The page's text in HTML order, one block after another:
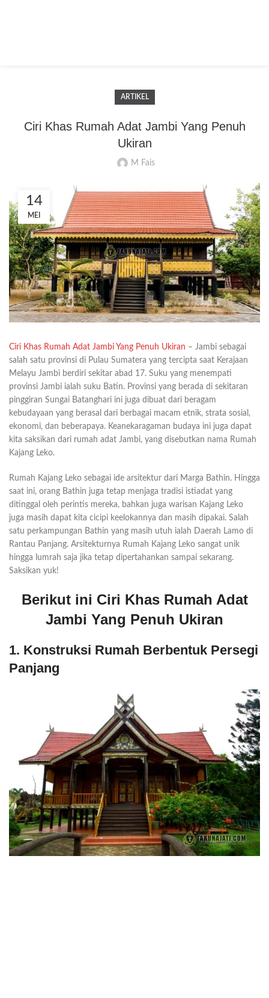
ARTIKEL
Ciri Khas Rumah Adat Jambi Yang Penuh
Ukiran
M Fais
14
MEI
Ciri Khas Rumah Adat Jambi Yang Penuh Ukiran – Jambi sebagai
salah satu provinsi di Pulau Sumatera yang tercipta saat Kerajaan
Melayu Jambi berdiri sekitar abad 17. Suku yang menempati
provinsi Jambi ialah suku Batin. Provinsi yang berada di sekitaran
pinggiran Sungai Batanghari ini juga dibuat dari beragam
kebudayaan yang berasal dari berbagai macam etnik, strata sosial,
ekonomi, dan beberapaya. Keanekaragaman budaya ini juga dapat
kita saksikan dari rumah adat Jambi, yang disebutkan nama Rumah
Kajang Leko.
Rumah Kajang Leko sebagai ide arsitektur dari Marga Bathin. Hingga
saat ini, orang Bathin juga tetap menjaga tradisi istiadat yang
ditinggal oleh perintis mereka, bahkan juga warisan Kajang Leko
juga masih dapat kita cicipi keelokannya dan masih dipakai. Salah
satu perkampungan Bathin yang masih utuh ialah Daerah Lamo di
Rantau Panjang. Arsitekturnya Rumah Kajang Leko sangat unik
hingga lumrah saja jika tetap dipertahankan sampai sekarang.
Saksikan yuk!
Berikut ini Ciri Khas Rumah Adat
Jambi Yang Penuh Ukiran
1. Konstruksi Rumah Berbentuk Persegi
Panjang